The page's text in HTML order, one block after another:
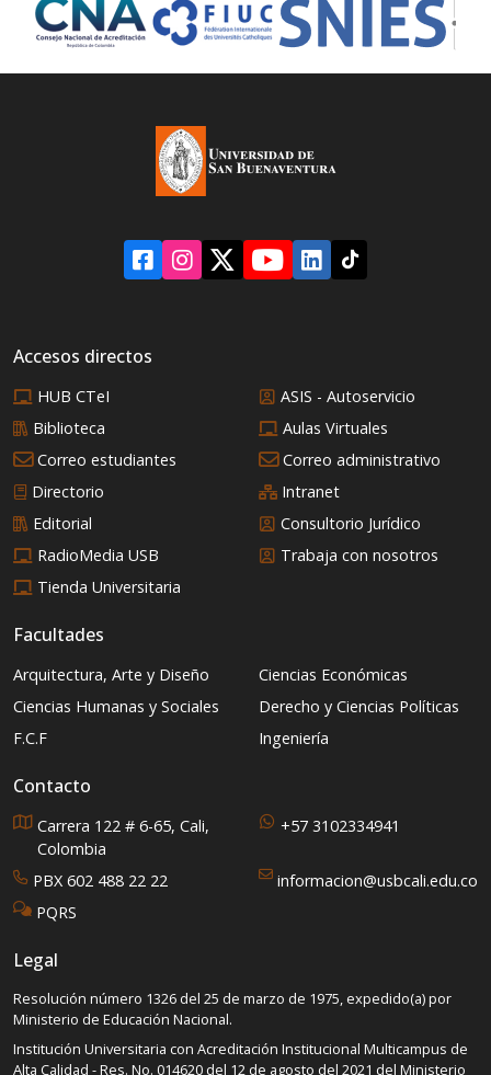
Accesos directos
HUB CTeI
ASIS - Autoservicio
Biblioteca
Aulas Virtuales
Correo estudiantes
Correo administrativo
Directorio
Intranet
Editorial
Consultorio Jurídico
RadioMedia USB
Trabaja con nosotros
Tienda Universitaria
Facultades
Arquitectura, Arte y Diseño
Ciencias Económicas
Ciencias Humanas y Sociales
Derecho y Ciencias Políticas
F.C.F
Ingeniería
Contacto
Carrera 122 # 6-65, Cali,
Colombia
+57 3102334941
PBX 602 488 22 22
informacion@usbcali.edu.co
PQRS
Legal
Resolución número 1326 del 25 de marzo de 1975, expedido(a) por
Ministerio de Educación Nacional.
Institución Universitaria con Acreditación Institucional Multicampus de
Alta Calidad - Res. No. 014620 del 12 de agosto del 2021 del Ministerio